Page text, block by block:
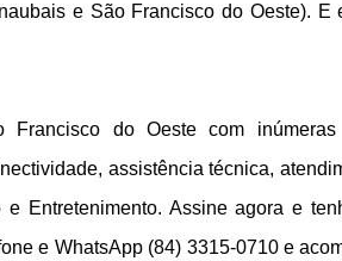
e São Francisco do Oeste).
do Oeste com
assistência técnica,
e Entretenimento. Assine agora e
e WhatsApp (84) 3315-0710 e